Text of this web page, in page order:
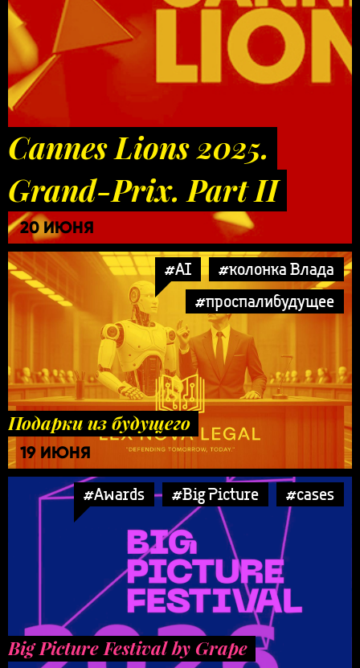
Cannes Lions 2025.
Grand-Prix. Part II
20 ИЮНЯ
#AI
#колонка Влада
#проспалибудущее
Подарки из будущего
19 ИЮНЯ
#Awards #Big Picture #cases
Big Picture Festival by Grape